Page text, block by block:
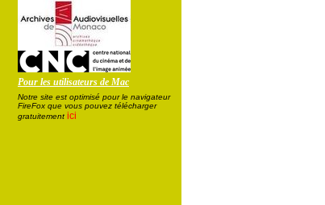
Pour les utilisateurs de Mac
Notre site est optimisé pour le navigateur
FireFox que vous pouvez télécharger
gratuitement ici